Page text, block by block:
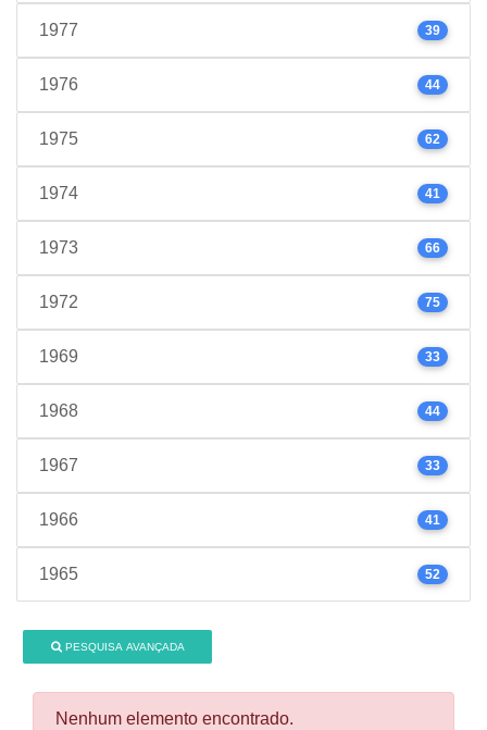
1977 39
1976 44
1975 62
1974 41
1973 66
1972 75
1969 33
1968 44
1967 33
1966 41
1965 52
PESQUISA AVANÇADA
Nenhum elemento encontrado.